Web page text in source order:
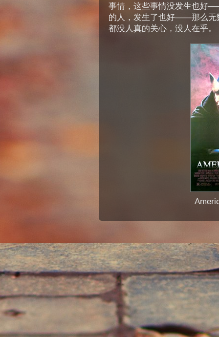
事情，这些事情没发生也好
的人，发生了也好——那么无
都没人真的关心，没人在乎。